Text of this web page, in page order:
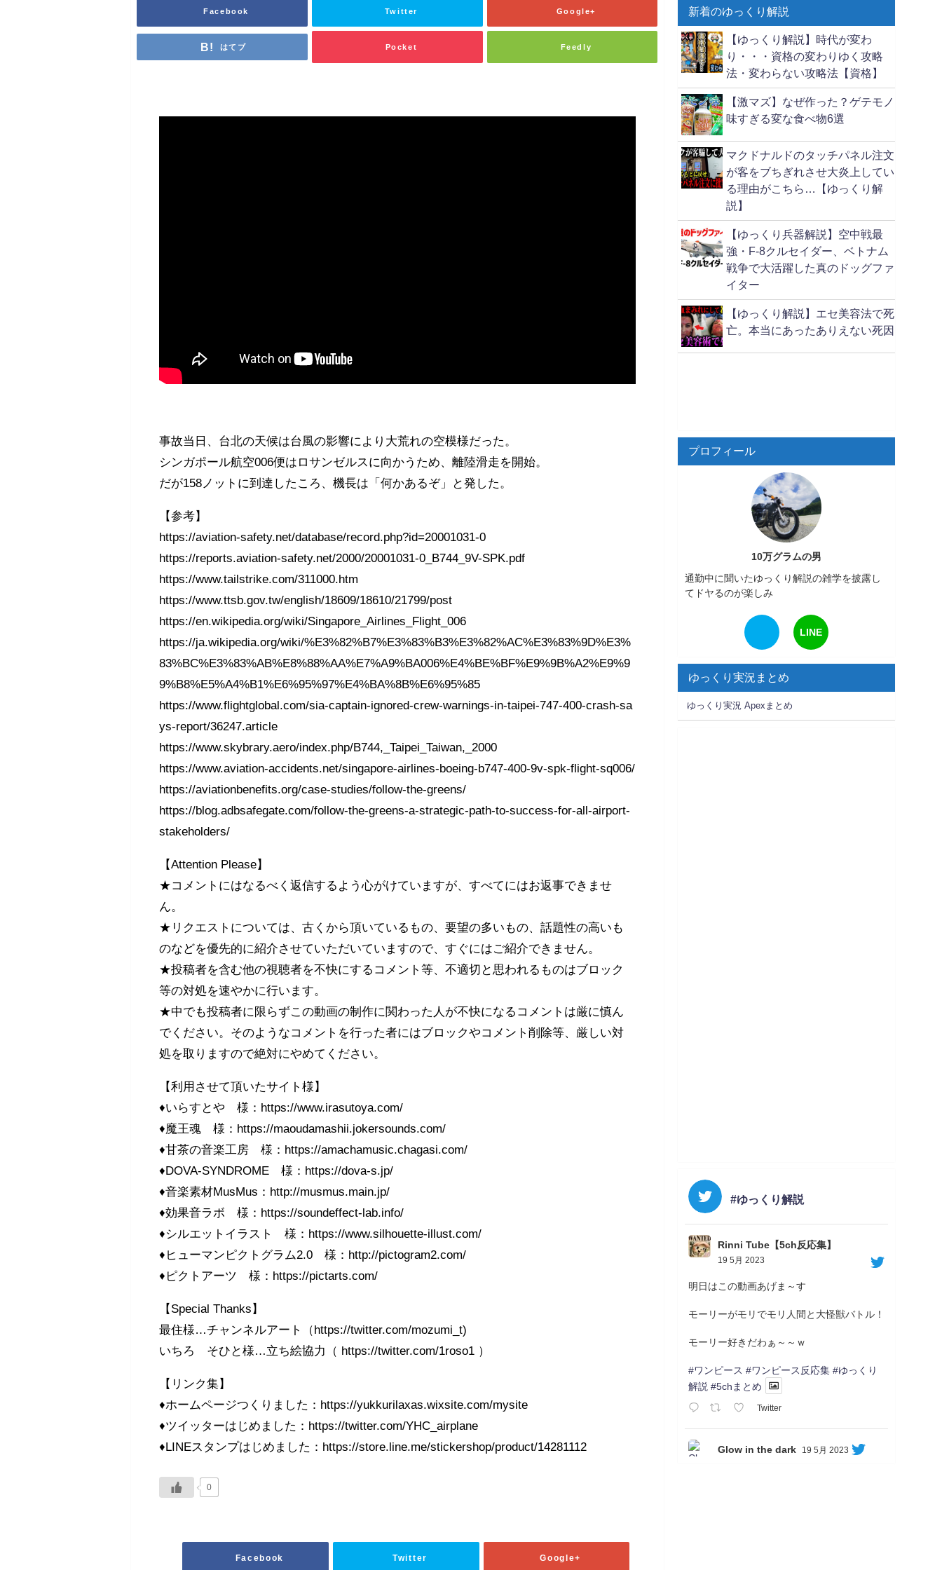
Facebook Twitter Google+
はてブ Pocket Feedly
事故当日、台北の天候は台風の影響により大荒れの空模様だった。
シンガポール航空006便はロサンゼルスに向かうため、離陸滑走を開始。
だが158ノットに到達したころ、機長は「何かあるぞ」と発した。
【参考】
https://aviation-safety.net/database/record.php?id=20001031-0
https://reports.aviation-safety.net/2000/20001031-0_B744_9V-SPK.pdf
https://www.tailstrike.com/311000.htm
https://www.ttsb.gov.tw/english/18609/18610/21799/post
https://en.wikipedia.org/wiki/Singapore_Airlines_Flight_006
https://ja.wikipedia.org/wiki/%E3%82%B7%E3%83%B3%E3%82%AC%E3%83%9D%E3%
83%BC%E3%83%AB%E8%88%AA%E7%A9%BA006%E4%BE%BF%E9%9B%A2%E9%9
9%B8%E5%A4%B1%E6%95%97%E4%BA%8B%E6%95%85
https://www.flightglobal.com/sia-captain-ignored-crew-warnings-in-taipei-747-400-crash-sa
ys-report/36247.article
https://www.skybrary.aero/index.php/B744,_Taipei_Taiwan,_2000
https://www.aviation-accidents.net/singapore-airlines-boeing-b747-400-9v-spk-flight-sq006/
https://aviationbenefits.org/case-studies/follow-the-greens/
https://blog.adbsafegate.com/follow-the-greens-a-strategic-path-to-success-for-all-airport-
stakeholders/
【Attention Please】
★コメントにはなるべく返信するよう心がけていますが、すべてにはお返事できませ
ん。
★リクエストについては、古くから頂いているもの、要望の多いもの、話題性の高いも
のなどを優先的に紹介させていただいていますので、すぐにはご紹介できません。
★投稿者を含む他の視聴者を不快にするコメント等、不適切と思われるものはブロック
等の対処を速やかに行います。
★中でも投稿者に限らずこの動画の制作に関わった人が不快になるコメントは厳に慎ん
でください。そのようなコメントを行った者にはブロックやコメント削除等、厳しい対
処を取りますので絶対にやめてください。
【利用させて頂いたサイト様】
♦いらすとや 様：https://www.irasutoya.com/
♦魔王魂 様：https://maoudamashii.jokersounds.com/
♦甘茶の音楽工房 様：https://amachamusic.chagasi.com/
♦DOVA-SYNDROME 様：https://dova-s.jp/
♦音楽素材MusMus：http://musmus.main.jp/
♦効果音ラボ 様：https://soundeffect-lab.info/
♦シルエットイラスト 様：https://www.silhouette-illust.com/
♦ヒューマンピクトグラム2.0 様：http://pictogram2.com/
♦ピクトアーツ 様：https://pictarts.com/
【Special Thanks】
最住様…チャンネルアート（https://twitter.com/mozumi_t)
いちろ そひと様…立ち絵協力（ https://twitter.com/1roso1 ）
【リンク集】
♦ホームページつくりました：https://yukkurilaxas.wixsite.com/mysite
♦ツイッターはじめました：https://twitter.com/YHC_airplane​
♦LINEスタンプはじめました：https://store.line.me/stickershop/product/14281112
0
Facebook Twitter Google+
新着のゆっくり解説
【ゆっくり解説】時代が変わ
り・・・資格の変わりゆく攻略
法・変わらない攻略法【資格】
【激マズ】なぜ作った？ゲテモノ
味すぎる変な食べ物6選
マクドナルドのタッチパネル注文
が客をブちぎれさせ大炎上してい
る理由がこちら…【ゆっくり解
説】
【ゆっくり兵器解説】空中戦最
強・F-8クルセイダー、ベトナム
戦争で大活躍した真のドッグファ
イター
【ゆっくり解説】エセ美容法で死
亡。本当にあったありえない死因
プロフィール
10万グラムの男
通勤中に聞いたゆっくり解説の雑学を披露し
てドヤるのが楽しみ
LINE
ゆっくり実況まとめ
ゆっくり実況 Apexまとめ
#ゆっくり解説
Rinni Tube【5ch反応集】
19 5月 2023
明日はこの動画あげま～す
モーリーがモリでモリ人間と大怪獣バトル！
モーリー好きだわぁ～～ｗ
#ワンピース #ワンピース反応集 #ゆっくり
解説 #5chまとめ
Twitter
Glow in the dark 19 5月 2023